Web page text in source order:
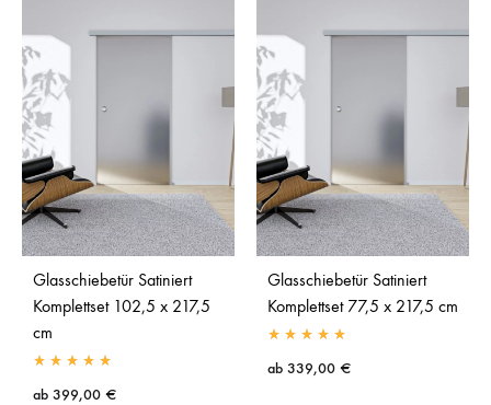
Glasschiebetür Satiniert
Komplettset 102,5 x 217,5
cm
ab 399,00 €
Glasschiebetür Satiniert
Komplettset 77,5 x 217,5 cm
ab 339,00 €